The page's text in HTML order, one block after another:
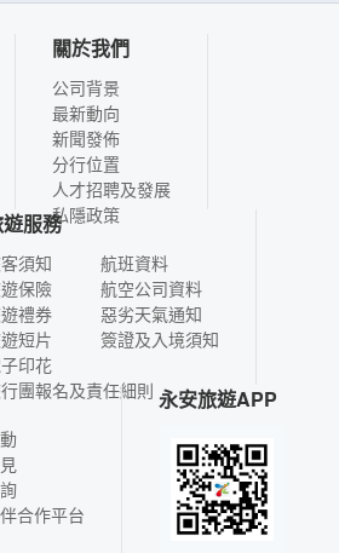
關於我們
公司背景
最新動向
新聞發佈
分行位置
人才招聘及發展
私隱政策
服務
須知
保險
禮券
短片
印花
航班資料
航空公司資料
惡劣天氣通知
簽證及入境須知
團報名及責任細則
合作平台
永安旅遊APP